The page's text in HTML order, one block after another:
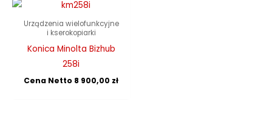
Urządzenia wielofunkcyjne
i kserokopiarki
Konica Minolta Bizhub
258i
Cena Netto 8 900,00 zł